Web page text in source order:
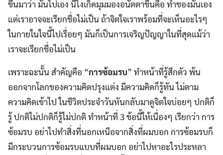
ขึ้นมาว่า มันไปเอง นี่ไงเกิดมุมมองอนัตตาขึ้นคือ ทำของมันเอง
แต่เราอาจจะเรียกชื่อไม่เป็น ถ้าจิตใจเราพร้อมที่จะเห็นอะไรๆ
ในกายในใจนี้ไปเรื่อยๆ มันก็เป็นการเจริญปัญญาในที่สุดแม้ว่า
เราจะเรียกชื่อไม่เป็น
เพราะฉะนั้น สำคัญคือ “การซ้อมรบ” ทำหน้าที่รู้สึกตัว พ้น
ออกจากโลกของความคิดปรุงแต่ง มีความคิดก็รู้ทัน ไม่ตาม
ความคิดเข้าไป ในชีวิตประจำวันหันกลับมาดูจิตใจบ่อยๆ ปกติก็
รู้ ปกติไม่ปกติก็รู้ไม่ปกติ ทำหน้าที่ 3 ข้อนี้ให้เนื่องๆ เรียกว่า การ
ซ้อมรบ อย่าไปทำสิ่งที่นอกเหนือจากสิ่งที่ผมบอก การซ้อมรบก็
มีกระบวนการซ้อมรบแบบที่ผมบอก อย่าไปหาอะไรประหลา